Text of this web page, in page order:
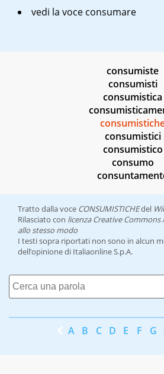
vedi la voce consumare
consumiste
consumisti
consumistica
consumistici
consumistico
consumo
Tratto dalla voce CONSUMISTICHEdel
Rilasciato con licenza Creative
allo stesso modo
I testi sopra riportati non sono in alcun
dell’opinione di Italiaonline S.p.A.
A B C D E F G